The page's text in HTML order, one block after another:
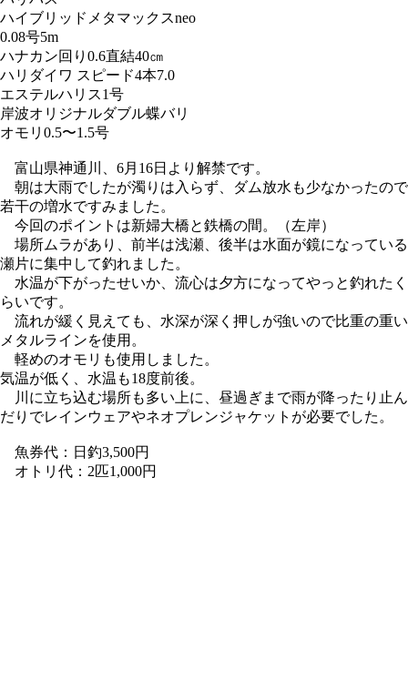
ハイブリッドメタマックスneo
0.08号5m
ハナカン回り0.6直結40㎝
ハリ ダイワ スピード4本7.0
エステルハリス1号
岸波オリジナルダブル蝶バリ
オモリ 0.5〜1.5号
富山県神通川、6月16日より解禁です。
朝は大雨でしたが濁りは入らず、ダム放水も少なかったので
若干の増水ですみました。
今回のポイントは新婦大橋と鉄橋の間。（左岸）
場所ムラがあり、前半は浅瀬、後半は水面が鏡になっている
瀬片に集中して釣れました。
水温が下がったせいか、流心は夕方になってやっと釣れたく
らいです。
流れが緩く見えても、水深が深く押しが強いので比重の重い
メタルラインを使用。
軽めのオモリも使用しました。
気温が低く、水温も18度前後。
川に立ち込む場所も多い上に、昼過ぎまで雨が降ったり止ん
だりでレインウェアやネオプレンジャケットが必要でした。
魚券代：日釣3,500円
オトリ代：2匹1,000円